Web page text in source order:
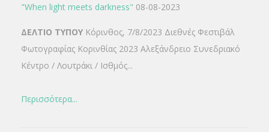
"When light meets darkness" 08-08-2023
ΔΕΛΤΙΟ ΤΥΠΟΥ Κόρινθος, 7/8/2023 Διεθνές Φεστιβάλ
Φωτογραφίας Κορινθίας 2023 Αλεξάνδρειο Συνεδριακό
Κέντρο / Λουτράκι / Ισθμός...
Περισσότερα...